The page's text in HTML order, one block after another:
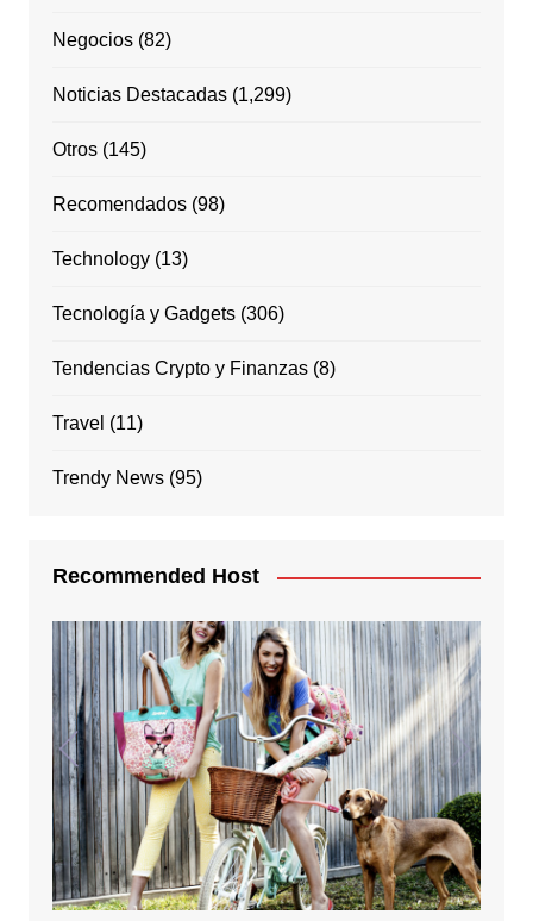
Negocios(82)
Noticias Destacadas(1,299)
Otros(145)
Recomendados(98)
Technology(13)
Tecnología y Gadgets(306)
Tendencias Crypto y Finanzas(8)
Travel (11)
Trendy News(95)
Recommended Host